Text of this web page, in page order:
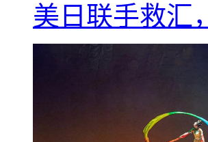
美日联手救汇